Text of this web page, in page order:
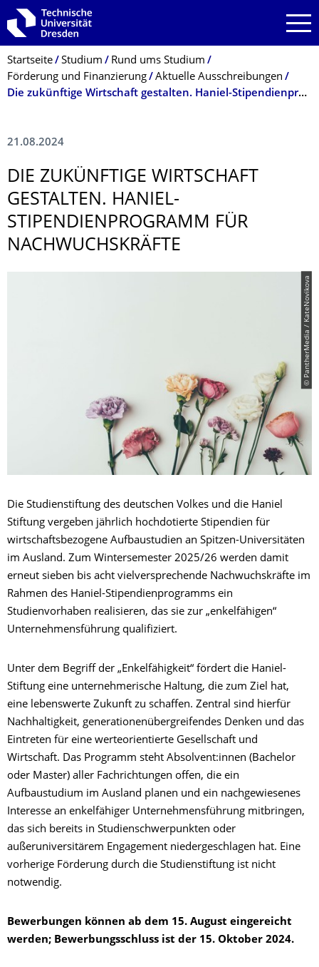
Zur Hauptnavigation springen
Zur Suche springen
Zum Inhalt springen
Breadcrumb-Menü
Startseite Studium
Rund ums Studium
Förderung und Finanzierung
Aktuelle Ausschreibungen
Die zukünftige Wirtschaft gestalten. Haniel-Stipendienprogramm für Nachwuchskräfte
21.08.2024
DIE ZUKÜNFTIGE WIRTSCHAFT
GESTALTEN. HANIEL-
STIPENDIENPRO­GRAMM FÜR
NACHWUCHSKRÄFTE
© PantherMedia / KateNovikova
Die Studienstiftung des deutschen Volkes und die Haniel
Stiftung vergeben jährlich hochdotierte Stipendien für
wirtschaftsbezogene Aufbaustudien an Spitzen-Universitäten
im Ausland. Zum Wintersemester 2025/26 werden damit
erneut sieben bis acht vielversprechende Nachwuchskräfte im
Rahmen des Haniel-Stipendienprogramms ein
Studienvorhaben realisieren, das sie zur „enkelfähigen“
Unternehmensführung qualifiziert.
Unter dem Begriff der „Enkelfähigkeit“ fördert die Haniel-
Stiftung eine unternehmerische Haltung, die zum Ziel hat,
eine lebenswerte Zukunft zu schaffen. Zentral sind hierfür
Nachhaltigkeit, generationenübergreifendes Denken und das
Eintreten für eine werteorientierte Gesellschaft und
Wirtschaft. Das Programm steht Absolvent:innen (Bachelor
oder Master) aller Fachrichtungen offen, die ein
Aufbaustudium im Ausland planen und ein nachgewiesenes
Interesse an enkelfähiger Unternehmensführung mitbringen,
das sich bereits in Studienschwerpunkten oder
außeruniversitärem Engagement niedergeschlagen hat. Eine
vorherige Förderung durch die Studienstiftung ist nicht
notwendig.
Bewerbungen können ab dem 15. August eingereicht
werden; Bewerbungsschluss ist der 15. Oktober 2024.